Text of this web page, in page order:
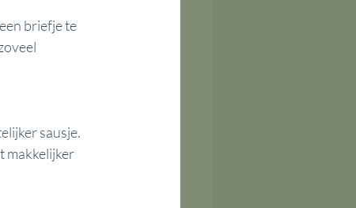
briefje te
sausje.
makkelijker